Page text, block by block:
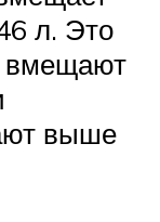
л. Это
вмещают
выше